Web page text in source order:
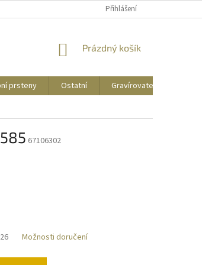
CENY DOPRAVYPřihlášení
NÁKUPNÍ
Prázdný košík
prsteny Ostatní Gravírovatelné
67106302
Možnosti doručení